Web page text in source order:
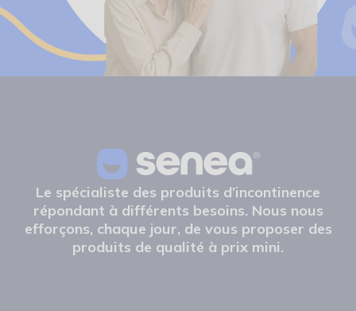
Le spécialiste des produits d’incontinence
répondant à différents besoins. Nous nous
efforçons, chaque jour, de vous proposer des
produits de qualité à prix mini.